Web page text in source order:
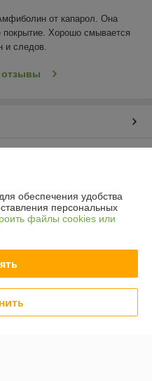
от капарол. Она
покрытие. Хорошо смывается
и следов.
отзывы
обеспечения удобства
персональных
файлы cookies или